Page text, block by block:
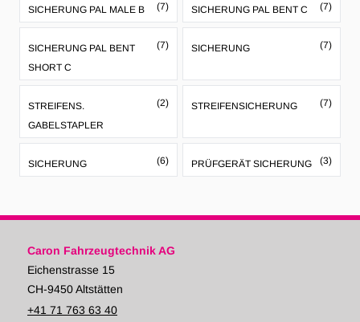
SICHERUNG PAL MALE B (7) SICHERUNG PAL BENT C (7)
SICHERUNG PAL BENT
SHORT C
(7) SICHERUNG (7)
STREIFENS.
GABELSTAPLER
(2) STREIFENSICHERUNG (7)
SICHERUNG (6) PRÜFGERÄT SICHERUNG (3)
Caron Fahrzeugtechnik AG
Eichenstrasse 15
CH-9450 Altstätten
+41 71 763 63 40